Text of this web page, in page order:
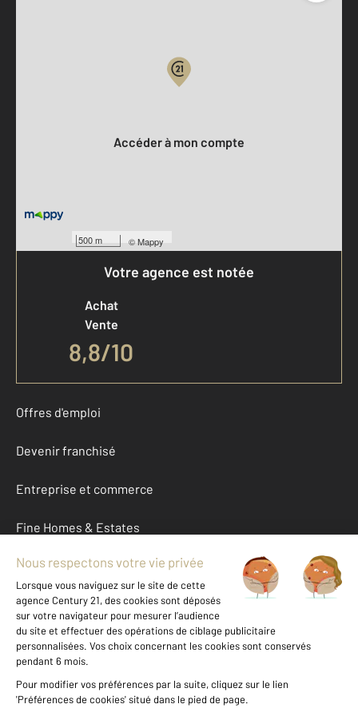
500 m ©Mappy
Accéder à mon compte
Votre agence est notée
Achat
Vente
8,8/10
Offres d'emploi
Devenir franchisé
Entreprise et commerce
Fine Homes & Estates
À propos
International
Nous contacter